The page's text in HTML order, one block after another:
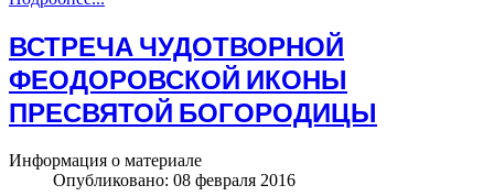
ВСТРЕЧА ЧУДОТВОРНОЙ
ФЕОДОРОВСКОЙ ИКОНЫ
ПРЕСВЯТОЙ БОГОРОДИЦЫ
Информация о материале
Опубликовано: 08 февраля 2016